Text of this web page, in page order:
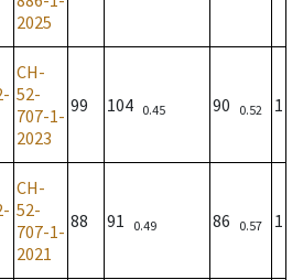
2025
CH-
52-
707-1-
2023
99 104 0.45 90 0.52 1
CH-
52-
707-1-
2021
88 91 0.49 86 0.57 1